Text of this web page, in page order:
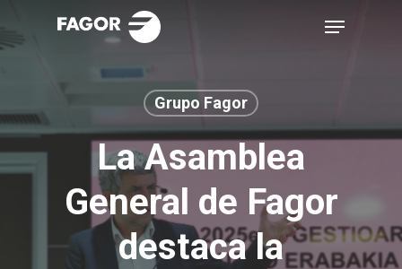
to
Menu
Grupo Fagor
La Asamblea
General de Fagor
destaca la